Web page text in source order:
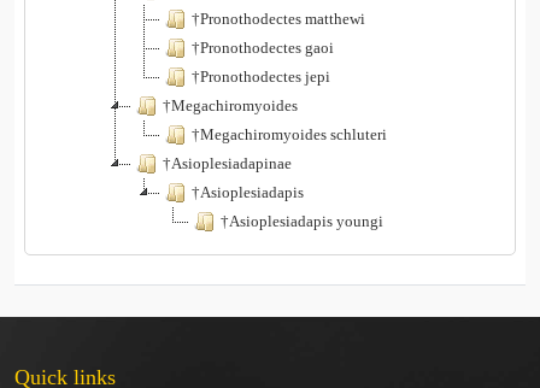
†Pronothodectes matthewi
†Pronothodectes gaoi
†Pronothodectes jepi
†Megachiromyoides
†Megachiromyoides schluteri
†Asioplesiadapinae
†Asioplesiadapis
†Asioplesiadapis youngi
Quick links